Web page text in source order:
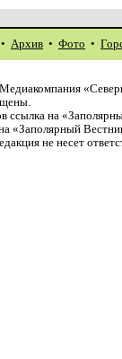
• Архив • Фото •
ссылка на
«Заполярный
не несет